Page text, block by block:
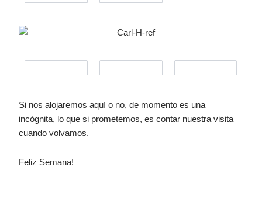
Si nos alojaremos aquí o no, de momento es una
incógnita, lo que si prometemos, es contar nuestra visita
cuando volvamos.
Feliz Semana!